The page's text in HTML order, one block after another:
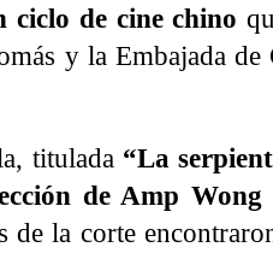
ciclo de cine chino
y la Embajada
titulada “La
de Amp
de la corte